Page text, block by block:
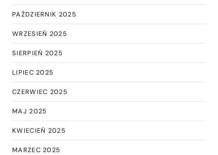
PAŹDZIERNIK 2025
WRZESIEŃ 2025
SIERPIEŃ 2025
LIPIEC 2025
CZERWIEC 2025
MAJ 2025
KWIECIEŃ 2025
MARZEC 2025